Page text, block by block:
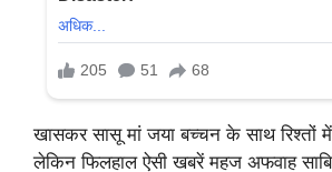
खासकर सासू मां जया बच्चन के साथ
लेकिन फिलहाल ऐसी खबरें महज अफवाह साबित